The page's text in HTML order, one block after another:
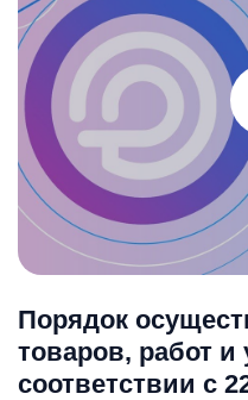
Порядок
товаров, работ и
соответствии с